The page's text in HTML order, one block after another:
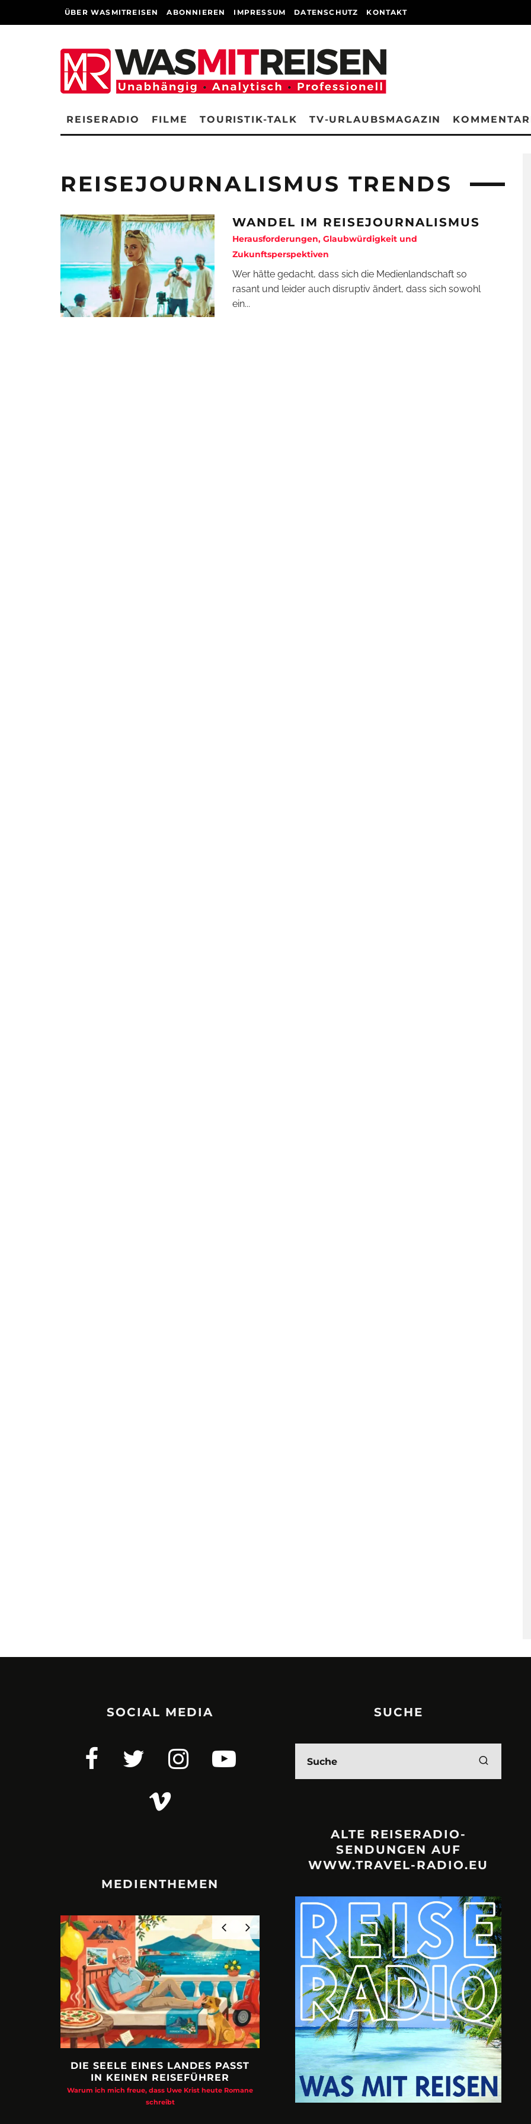
ÜBER WASMITREISEN ABONNIEREN IMPRESSUM DATENSCHUTZ KONTAKT
REISERADIO FILME TOURISTIK-TALK TV-URLAUBSMAGAZIN
REISEJOURNALISMUS TRENDS
WANDEL IM REISEJOURNALISMUS
Herausforderungen, Glaubwürdigkeit und
Zukunftsperspektiven
Wer hätte gedacht, dass sich die Medienlandschaft so
rasant und leider auch disruptiv ändert, dass sich sowohl
ein...
SOCIAL MEDIA
MEDIENTHEMEN
DIE SEELE EINES LANDES PASST
IN KEINEN REISEFÜHRER
Warum ich mich freue, dass Uwe Krist heute Romane
schreibt
URLAUBSFRUST – IST REISEN
KAPUTT?
Philipp Laage „Travel is broken“ - Wege aus der
Urlaubsfalle
A3M –
Mit Krisen-
SUCHE
ALTE REISERADIO-
SENDUNGEN AUF
WWW.TRAVEL-RADIO.EU